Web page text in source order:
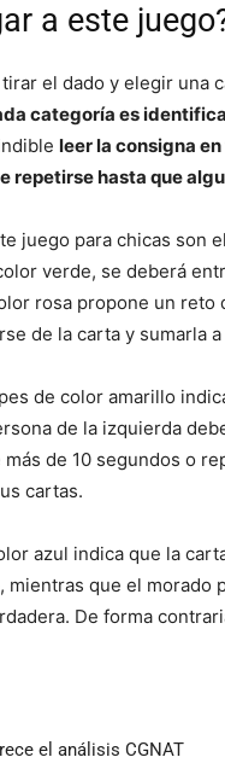
a este
el dado y elegir una
categoría es
leer la consigna
repetirse hasta que
juego para chicas son
verde, se deberá
rosa propone un
de la carta y sumarla
de color amarillo
de la izquierda
de 10 segundos o
cartas.
azul indica que la
mientras que el morado
De forma
el análisis CGNAT